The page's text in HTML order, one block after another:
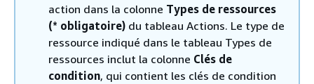
action dans la colonne Types de ressources
(* obligatoire) du tableau Actions. Le type de
ressource indiqué dans le tableau Types de
ressources inclut la colonne Clés de
condition, qui contient les clés de condition